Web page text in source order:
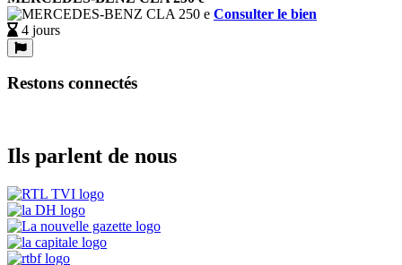
Consulter le bien
4 jours
Restons connectés
Ils parlent de nous